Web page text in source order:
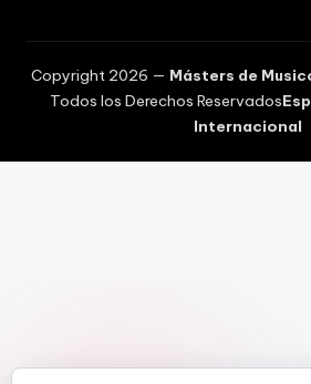
Copyright 2026 — Másters de
Todos los Derechos Reservados
Internacional